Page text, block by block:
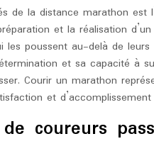
de la distance marathon
et la réalisation
les poussent au-delà de
et sa capacité à
Courir un marathon
et
coureurs